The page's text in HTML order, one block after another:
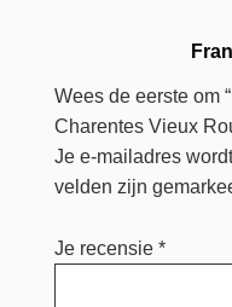
Wees de eerste om
Charentes Vieux
Je e-mailadres
velden zijn
Je recensie *